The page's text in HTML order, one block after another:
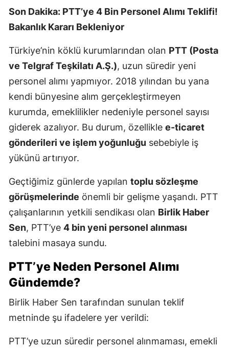
Son Dakika: PTT’ye 4 Bin Personel Alımı Teklifi!
Bakanlık Kararı Bekleniyor
Türkiye’nin köklü kurumlarından olan PTT (Posta
ve Telgraf Teşkilatı A.Ş.), uzun süredir yeni
personel alımı yapmıyor. 2018 yılından bu yana
kendi bünyesine alım gerçekleştirmeyen
kurumda, emeklilikler nedeniyle personel sayısı
giderek azalıyor. Bu durum, özellikle e-ticaret
gönderileri ve işlem yoğunluğu sebebiyle iş
yükünü artırıyor.
Geçtiğimiz günlerde yapılan toplu sözleşme
görüşmelerinde önemli bir gelişme yaşandı. PTT
çalışanlarının yetkili sendikası olan Birlik Haber
Sen, PTT’ye 4 bin yeni personel alınması
talebini masaya sundu.
PTT’ye Neden Personel Alımı
Gündemde?
Birlik Haber Sen tarafından sunulan teklif
metninde şu ifadelere yer verildi:
PTT’ye uzun süredir personel alınmaması, emekli